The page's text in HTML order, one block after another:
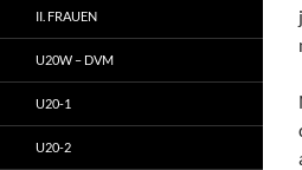
II. FRAUEN
U20W – DVM
U20-1
U20-2